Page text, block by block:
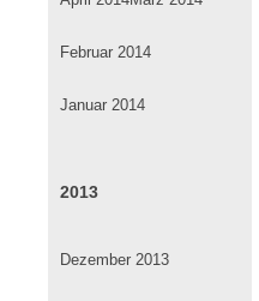
Februar 2014
Januar 2014
2013
Dezember 2013